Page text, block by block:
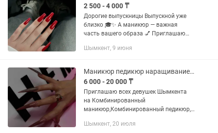
2 500 - 4 000 ₸
Дорогие выпускницы Выпускной уже
близко 🎓✨ А маникюр — важная
часть вашего образа 💅 Приглашаю
маникюр 💖 Специально для вас —
Шымкент, 9 июня
Маникюр педикюр наращивание ногтей
6 000 - 20 000 ₸
Приглашаю всех девушек Шымкента
на Комбинированный
маникюр,Комбинированный педикюр,
очень быстро🔥
Шымкент, 20 июля